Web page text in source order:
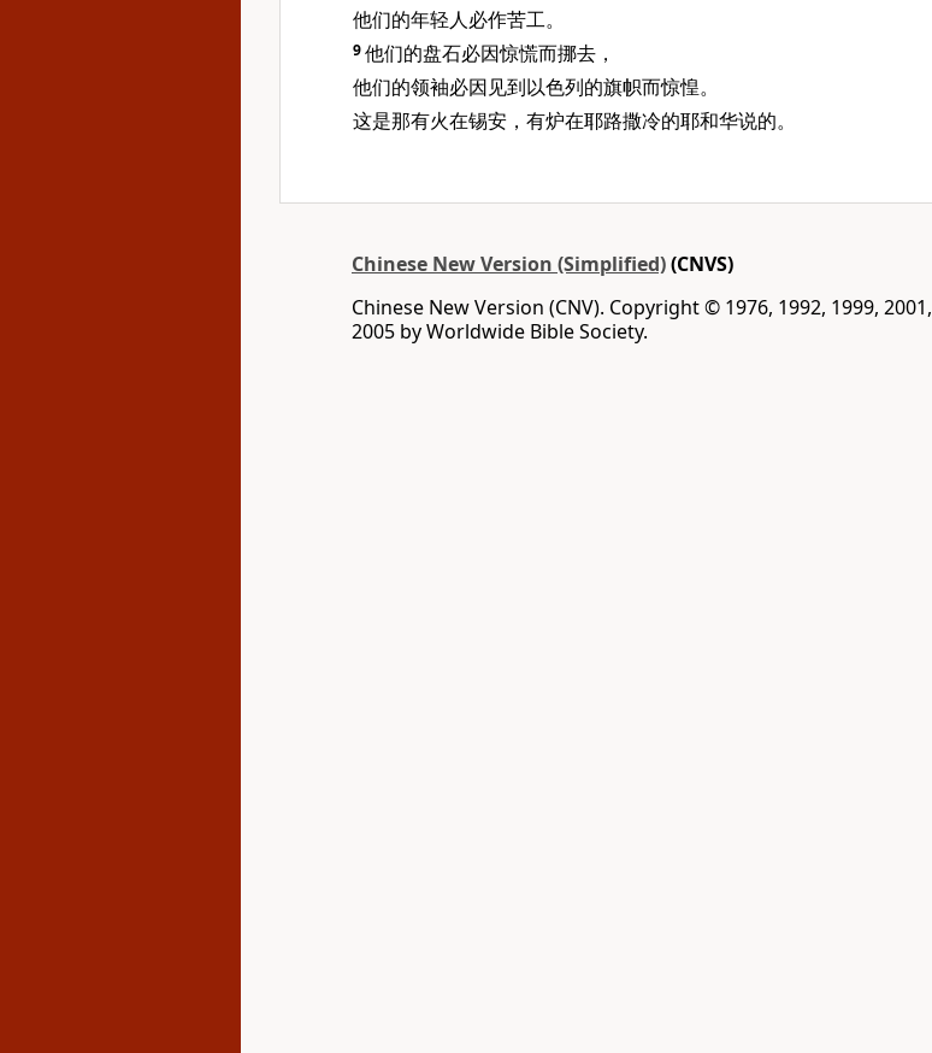
他们的年轻人必作苦工。
9他们的盘石必因惊慌而挪去，
他们的领袖必因见到以色列的旗帜而惊惶。
这是那有火在锡安，有炉在耶路撒冷的耶和华说的。
Chinese New Version (Simplified)(CNVS)
Chinese New Version (CNV). Copyright © 1976, 1992, 1999, 2001,
2005 by Worldwide Bible Society.